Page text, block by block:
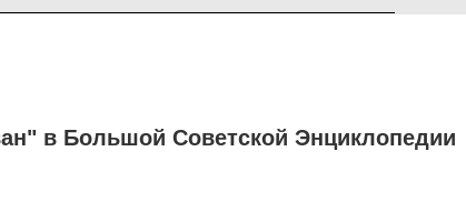
в Большой Советской Энциклопедии